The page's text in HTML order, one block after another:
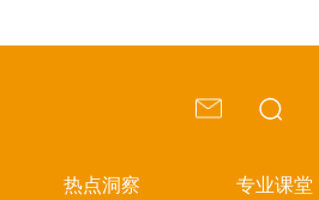
热点洞察 专业课堂